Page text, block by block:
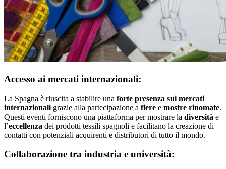
Accesso ai mercati internazionali:
La Spagna è riuscita a stabilire una forte presenza sui mercati
internazionali grazie alla partecipazione a fiere e mostre rinomate.
Questi eventi forniscono una piattaforma per mostrare la diversità e
l’eccellenza dei prodotti tessili spagnoli e facilitano la creazione di
contatti con potenziali acquirenti e distributori di tutto il mondo.
Collaborazione tra industria e università: